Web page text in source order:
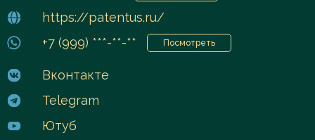
https://patentus.ru/
+7 (999) ***-**-**
Посмотреть
Вконтакте
Telegram
Ютуб